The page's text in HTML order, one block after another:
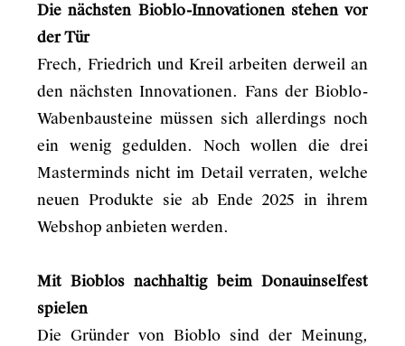
Die nächsten Bioblo-Innovationen stehen vor
der Tür
Frech, Friedrich und Kreil arbeiten derweil an
den nächsten Innovationen. Fans der Bioblo-
Wabenbausteine müssen sich allerdings noch
ein wenig gedulden. Noch wollen die drei
Masterminds nicht im Detail verraten, welche
neuen Produkte sie ab Ende 2025 in ihrem
Webshop anbieten werden.
Mit Bioblos nachhaltig beim Donauinselfest
spielen
Die Gründer von Bioblo sind der Meinung,